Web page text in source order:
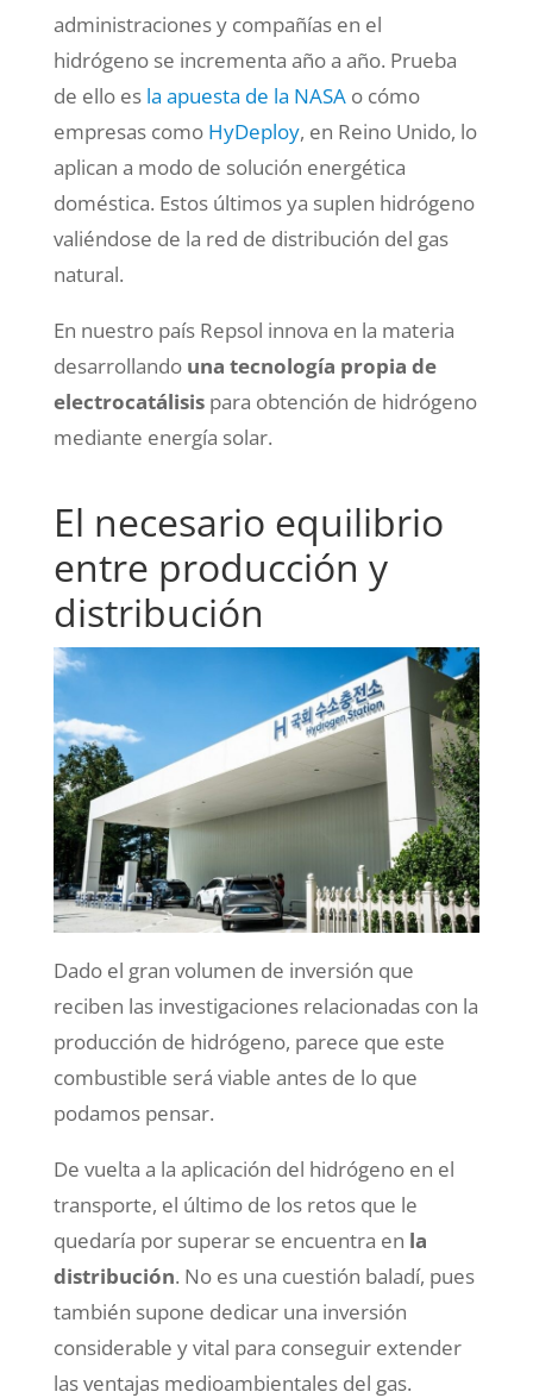
administraciones y compañías en el
hidrógeno se incrementa año a año. Prueba
de ello es la apuesta de la NASAo cómo
empresas como HyDeploy, en Reino Unido, lo
aplican a modo de solución energética
doméstica. Estos últimos ya suplen hidrógeno
valiéndose de la red de distribución del gas
natural.
En nuestro país Repsol innova en la materia
desarrollando una tecnología propia de
electrocatálisispara obtención de hidrógeno
mediante energía solar.
El necesario equilibrio
entre producción y
distribución
Dado el gran volumen de inversión que
reciben las investigaciones relacionadas con la
producción de hidrógeno, parece que este
combustible será viable antes de lo que
podamos pensar.
De vuelta a la aplicación del hidrógeno en el
transporte, el último de los retos que le
quedaría por superar se encuentra en la
distribución. No es una cuestión baladí, pues
también supone dedicar una inversión
considerable y vital para conseguir extender
las ventajas medioambientales del gas.